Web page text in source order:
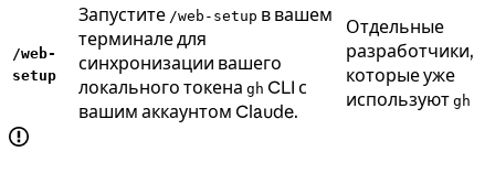
/web-
setup
Запустите /web-setup в вашем
терминале для
синхронизации вашего
локального токена gh CLI с
вашим аккаунтом Claude.
Отдельные
разработчики,
которые уже
используют gh